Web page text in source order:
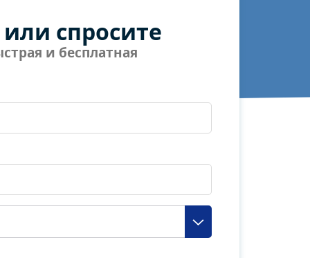
спросите
и бесплатная